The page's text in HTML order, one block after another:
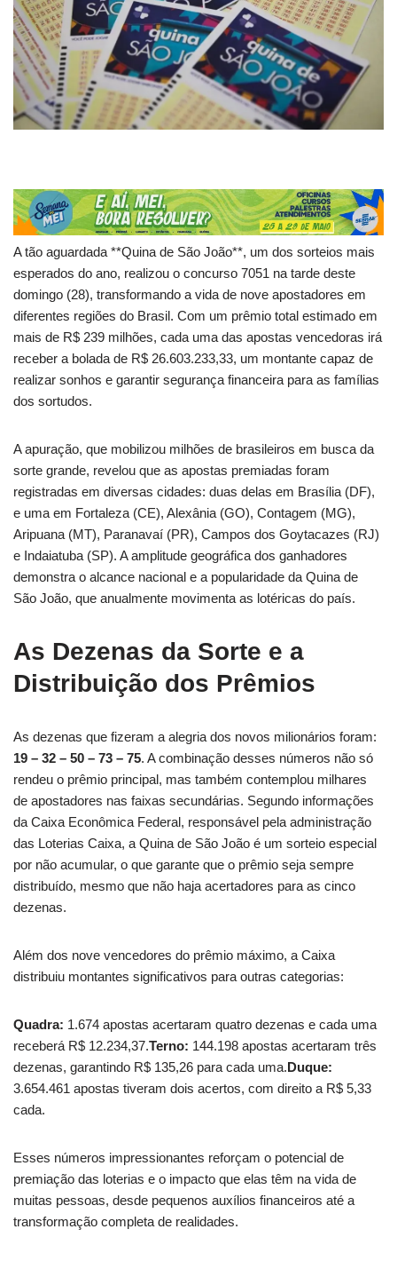
A tão aguardada **Quina de São João**, um dos sorteios mais
esperados do ano, realizou o concurso 7051 na tarde deste
domingo (28), transformando a vida de nove apostadores em
diferentes regiões do Brasil. Com um prêmio total estimado em
mais de R$ 239 milhões, cada uma das apostas vencedoras irá
receber a bolada de R$ 26.603.233,33, um montante capaz de
realizar sonhos e garantir segurança financeira para as famílias
dos sortudos.
A apuração, que mobilizou milhões de brasileiros em busca da
sorte grande, revelou que as apostas premiadas foram
registradas em diversas cidades: duas delas em Brasília (DF),
e uma em Fortaleza (CE), Alexânia (GO), Contagem (MG),
Aripuana (MT), Paranavaí (PR), Campos dos Goytacazes (RJ)
e Indaiatuba (SP). A amplitude geográfica dos ganhadores
demonstra o alcance nacional e a popularidade da Quina de
São João, que anualmente movimenta as lotéricas do país.
As Dezenas da Sorte e a
Distribuição dos Prêmios
As dezenas que fizeram a alegria dos novos milionários foram:
19 – 32 – 50 – 73 – 75. A combinação desses números não só
rendeu o prêmio principal, mas também contemplou milhares
de apostadores nas faixas secundárias. Segundo informações
da Caixa Econômica Federal, responsável pela administração
das Loterias Caixa, a Quina de São João é um sorteio especial
por não acumular, o que garante que o prêmio seja sempre
distribuído, mesmo que não haja acertadores para as cinco
dezenas.
Além dos nove vencedores do prêmio máximo, a Caixa
distribuiu montantes significativos para outras categorias:
Quadra: 1.674 apostas acertaram quatro dezenas e cada uma
receberá R$ 12.234,37.Terno: 144.198 apostas acertaram três
dezenas, garantindo R$ 135,26 para cada uma.Duque:
3.654.461 apostas tiveram dois acertos, com direito a R$ 5,33
cada.
Esses números impressionantes reforçam o potencial de
premiação das loterias e o impacto que elas têm na vida de
muitas pessoas, desde pequenos auxílios financeiros até a
transformação completa de realidades.